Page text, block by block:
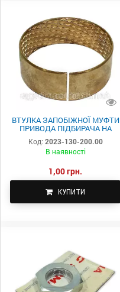
ВТУЛКА ЗАПОБІЖНОЇ МУФТИ
ПРИВОДА ПІДБИРАЧА НА
ПРЕС SIPMA 2023-130-200.00
Код: 2023-130-200.00
В наявності
1,00 грн.
КУПИТИ